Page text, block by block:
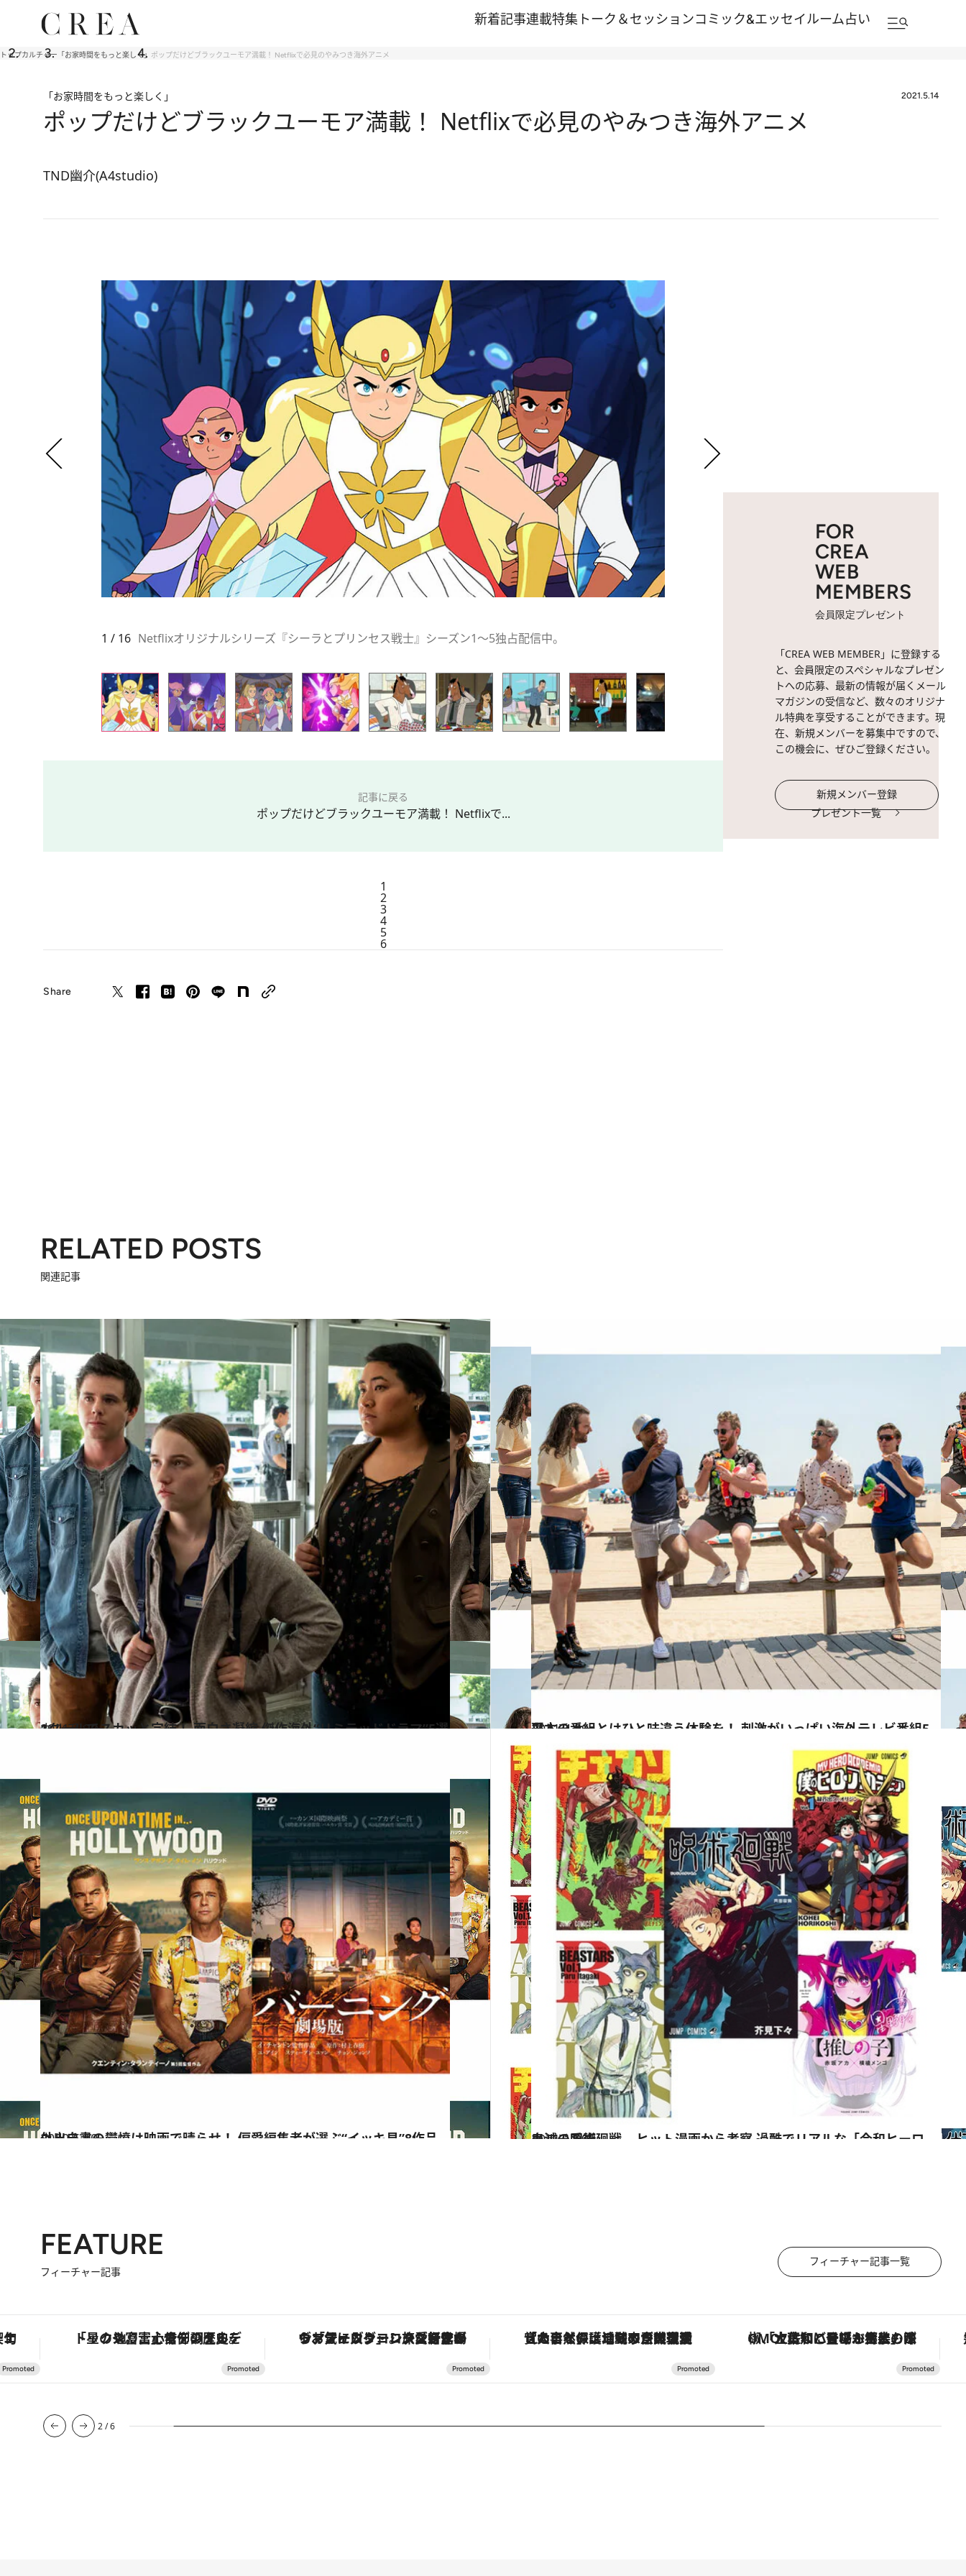
新着記事連載特集 トーク＆セッションコミック&エッセイルーム占い
トップカルチャー 「お家時間をもっと楽しく」 ポップだけどブラックユーモア満載！ Netflixで必見のやみつき海外アニメ
「お家時間をもっと楽しく」 2021.5.14
ポップだけどブラックユーモア満載！ Netflixで必見のやみつき海外アニメ
TND幽介(A4studio)
1 / 16 Netflixオリジナルシリーズ『シーラとプリンセス戦士』シーズン1～5独占配信中。
記事に戻る
ポップだけどブラックユーモア満載！ Netflixで...
1
2
3
4
5
6
Share
FOR
CREA
WEB
MEMBERS
会員限定プレゼント
「CREA WEB MEMBER」に登録する
と、会員限定のスペシャルなプレゼン
トへの応募、最新の情報が届くメール
マガジンの受信など、数々のオリジナ
ル特典を享受することができます。現
在、新規メンバーを募集中ですので、
この機会に、ぜひご登録ください。
新規メンバー登録
プレゼント一覧
RELATED POSTS
関連記事
2021.4.28
1クールでスカッと完結！ 面白さ凝縮 傑作海外“リミテッドドラマ”5選
カルチャー 2021.4.29
日本の番組とはひと味違う体験を！ 刺激がいっぱい海外テレビ番組5選
カルチャー
2020.6.10
外出自粛の鬱憤は映画で晴らせ！ 偏愛編集者が選ぶ“イッキ見”8作品
カルチャー 2021.1.29
鬼滅、呪術廻戦… ヒット漫画から考察 過酷でリアルな「令和ヒーロー」の系譜
カルチャー
FEATURE
フィーチャー記事
フィーチャー記事一覧
で満喫！ 「星のや富士」でデジタルデトックス。冨士信仰の歴史を辿り、心身を調える。 ヴァシュロン・コンスタンタン「オーヴァーシーズ・オートマティック」。旅愛好家のお気に入りコレクションから、ジェンダーレスな新作が登場 「大事なのは地域の意識を変えること」。ロレックス賞受賞の自然保護活動家が実現させたナイジェリアの自然環境の復活 「土佐和ハーブかき氷」がOMO7高知に登場！生姜、山椒、大葉など目にも舌にも涼を呼ぶ郷土の味
2/6